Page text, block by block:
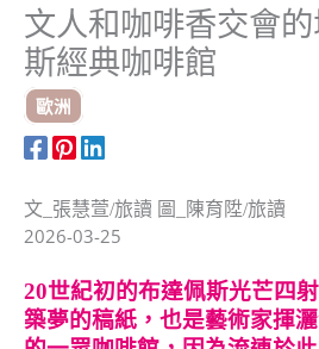
文人和咖啡香交會
斯經典咖啡館
歐洲
文_張慧萱/旅讀 圖_陳育陞/旅讀
2026-03-25
20世紀初的布達佩斯光芒四
築夢的稿紙，也是藝術家揮